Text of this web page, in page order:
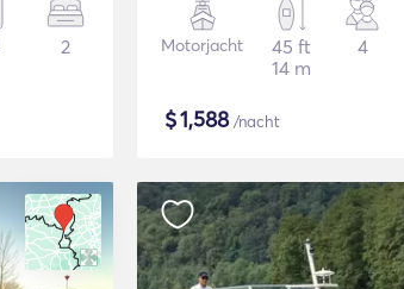
2 Motorjacht
45 ft
14 m
4
$1,588/nacht